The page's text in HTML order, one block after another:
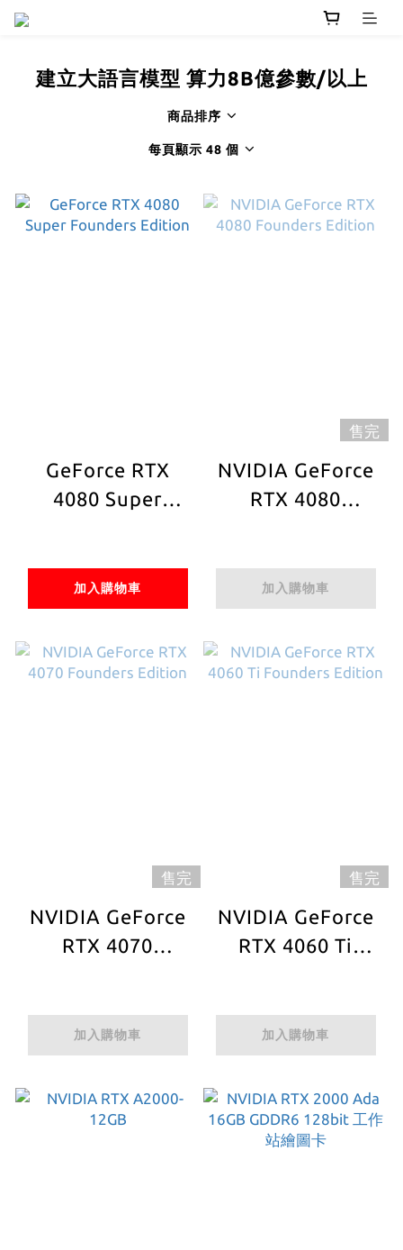
建立大語言模型 算力8B億參數/以上
商品排序
每頁顯示 48 個
GeForce RTX
4080 Super
加入購物車
售完
NVIDIA GeForce
RTX 4080
加入購物車
售完
NVIDIA GeForce
RTX 4070
加入購物車
售完
NVIDIA GeForce
RTX 4060 Ti
加入購物車